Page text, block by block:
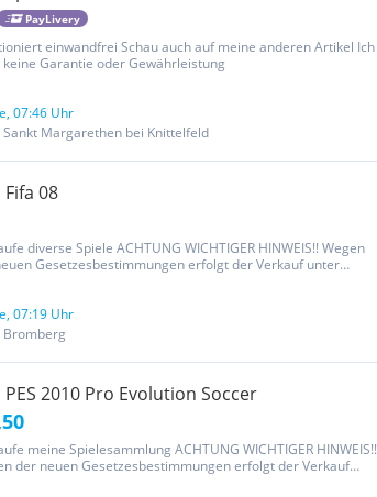
PayLivery
einwandfrei Schau auch auf meine anderen Artikel Ich
keine Garantie oder Gewährleistung
07:46 Uhr
Sankt Margarethen bei Knittelfeld
Fifa 08
diverse Spiele ACHTUNG WICHTIGER HINWEIS!! Wegen
Gesetzesbestimmungen erfolgt der Verkauf unter
keine...
07:19 Uhr
Bromberg
PES 2010 Pro Evolution Soccer
meine Spielesammlung ACHTUNG WICHTIGER HINWEIS!!
der neuen Gesetzesbestimmungen erfolgt der Verkauf